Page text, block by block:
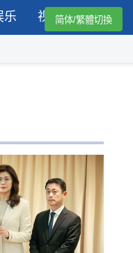
乐 视频简体/繁體切換